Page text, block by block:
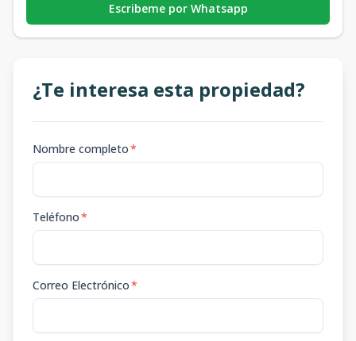
Escribeme por Whatsapp
¿Te interesa esta propiedad?
Nombre completo*
Teléfono*
Correo Electrónico*